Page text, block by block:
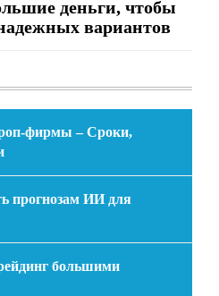
деньги, чтобы
вариантов
фирмы – Сроки,
прогнозам ИИ для
большими